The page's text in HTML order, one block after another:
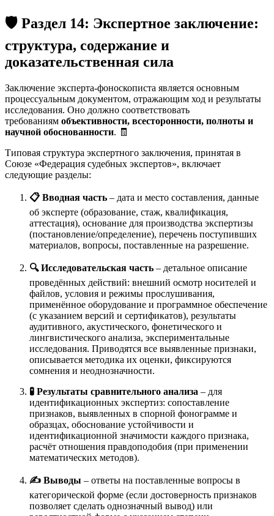
🛡️ Раздел 14: Экспертное заключение:
структура, содержание и
доказательственная сила
Заключение эксперта-фоноскописта является основным
процессуальным документом, отражающим ход и результаты
исследования. Оно должно соответствовать
требованиям объективности, всесторонности, полноты и
научной обоснованности. 🧾
Типовая структура экспертного заключения, принятая в
Союзе «Федерация судебных экспертов», включает
следующие разделы:
📋 Вводная часть – дата и место составления, данные
об эксперте (образование, стаж, квалификация,
аттестация), основание для производства экспертизы
(постановление/определение), перечень поступивших
материалов, вопросы, поставленные на разрешение.
🔍 Исследовательская часть – детальное описание
проведённых действий: внешний осмотр носителей и
файлов, условия и режимы прослушивания,
применённое оборудование и программное обеспечение
(с указанием версий и сертификатов), результаты
аудитивного, акустического, фонетического и
лингвистического анализа, экспериментальные
исследования. Приводятся все выявленные признаки,
описывается методика их оценки, фиксируются
сомнения и неоднозначности.
🧪 Результаты сравнительного анализа – для
идентификационных экспертиз: сопоставление
признаков, выявленных в спорной фонограмме и
образцах, обоснование устойчивости и
идентификационной значимости каждого признака,
расчёт отношения правдоподобия (при применении
математических методов).
✍️ Выводы – ответы на поставленные вопросы в
категорической форме (если достоверность признаков
позволяет сделать однозначный вывод) или